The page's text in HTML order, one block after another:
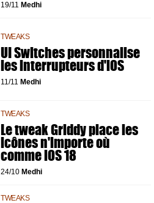
19/11 Medhi
TWEAKS
UI Switches personnalise
les interrupteurs d'iOS
11/11 Medhi
TWEAKS
Le tweak Griddy place les
icônes n'importe où
comme iOS 18
24/10 Medhi
TWEAKS